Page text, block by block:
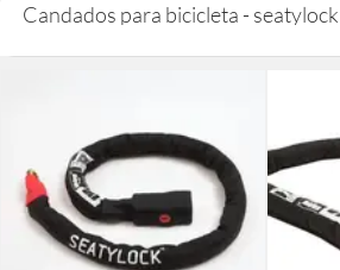
Candados para bicicleta - seatylock